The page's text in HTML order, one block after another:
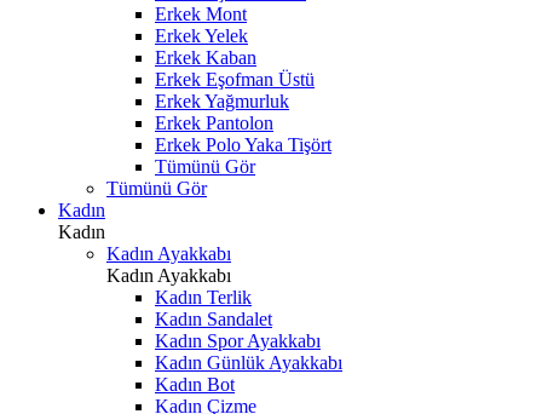
Erkek Mont
Erkek Yelek
Erkek Kaban
Erkek Eşofman Üstü
Erkek Yağmurluk
Erkek Pantolon
Erkek Polo Yaka Tişört
Tümünü Gör
Tümünü Gör
Kadın
Kadın
Kadın Ayakkabı
Kadın Ayakkabı
Kadın Terlik
Kadın Sandalet
Kadın Spor Ayakkabı
Kadın Günlük Ayakkabı
Kadın Bot
Kadın Çizme